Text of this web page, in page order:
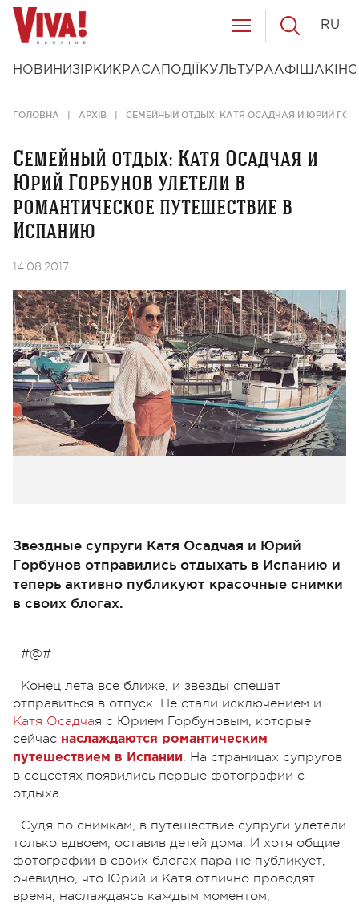
НОВИНИ ЗІРКИ КРАСА ПОДІЇ КУЛЬТУРААФІША КІНО
RU
ГОЛОВНА АРХІВ СЕМЕЙНЫЙ ОТДЫХ: КАТЯ ОСАДЧАЯ И ЮРИЙ
Семейный отдых: Катя Осадчая и
Юрий Горбунов улетели в
романтическое путешествие в
Испанию
14.08.2017
Звездные супруги Катя Осадчая и Юрий
Горбунов отправились отдыхать в Испанию и
теперь активно публикуют красочные снимки
в своих блогах.
#@#
Конец лета все ближе, и звезды спешат
отправиться в отпуск. Не стали исключением и
Катя Осадчая с Юрием Горбуновым, которые
сейчас наслаждаются романтическим
путешествием в Испании. На страницах супругов
в соцсетях появились первые фотографии с
отдыха.
Судя по снимкам, в путешествие супруги улетели
только вдвоем, оставив детей дома. И хотя общие
фотографии в своих блогах пара не публикует,
очевидно, что Юрий и Катя отлично проводят
время, наслаждаясь каждым моментом,